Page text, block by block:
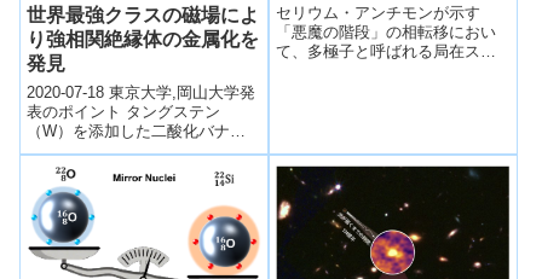
世界最強クラスの磁場によ
り強相関絶縁体の金属化を
発見
2020-07-18 東京大学,岡山大学発
表のポイント タングステン
（W）を添加した二酸化バナジ
ウム（VO2）が磁場中で強相関
絶縁体から金属になることを発
見しま...
子「多極子ポーラロン」を
発見～
セリウム・アンチモンが示す
「悪魔の階段」の相転移におい
て、多極子と呼ばれる局在スピ
調に合わせて、自在に相互作用
の強さを変える「多極子ポーラ
ロン」の特殊な振る舞いを明ら
かにしました。